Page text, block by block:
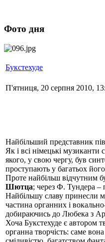
Фото дня
Букстехуде
П'ятниця, 20 серпня 2010,
Найбільший представник
Як і всі німецькі музиканти
якого, у свою чергу, був
проступають у багатьох
Проте найбільш відчутним
Шютца; через Ф. Тундера –
Найбільшу славу принесли
частина органних і
добираючись до Любека з
Хоча Букстехуде є автором
органна творчість: саме